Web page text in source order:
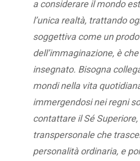
a considerare il mondo
l’unica realtà, trattando
soggettiva come un
dell’immaginazione, è
insegnato. Bisogna
mondi nella vita
immergendosi nei regni
contattare il Sé Superiore,
transpersonale che
personalità ordinaria, e